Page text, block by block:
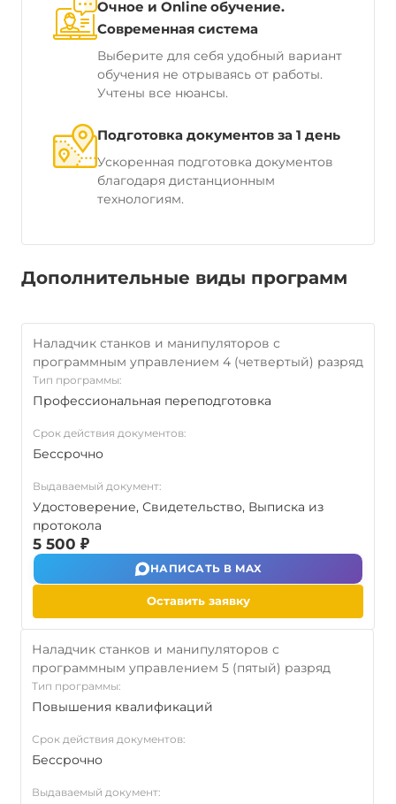
Очное и Online обучение.
Современная система
Выберите для себя удобный вариант
обучения не отрываясь от работы.
Учтены все нюансы.
Подготовка документов за 1 день
Ускоренная подготовка документов
благодаря дистанционным
технологиям.
Дополнительные виды программ
Наладчик станков и манипуляторов с
программным управлением 4 (четвертый) разряд
Тип программы:
Профессиональная переподготовка
Срок действия документов:
Бессрочно
Выдаваемый документ:
Удостоверение, Свидетельство, Выписка из
протокола
5 500 ₽
НАПИСАТЬ В MAX
Оставить заявку
Наладчик станков и манипуляторов с
программным управлением 5 (пятый) разряд
Тип программы:
Повышения квалификаций
Срок действия документов:
Бессрочно
Выдаваемый документ: